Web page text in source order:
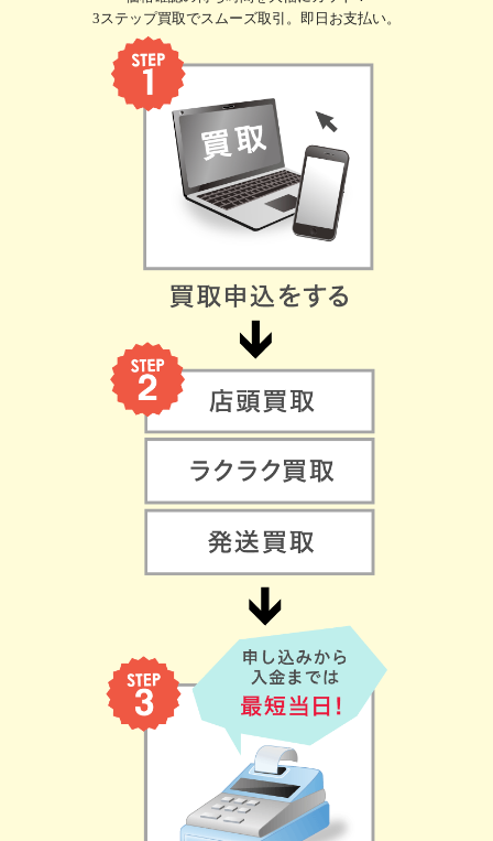
3ステップ買取でスムーズ取引。即日お支払い。